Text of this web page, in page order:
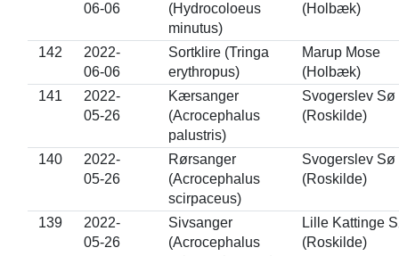
06-06
(Hydrocoloeus
minutus)
(Holbæk)
142
2022-
06-06
Sortklire (Tringa
erythropus)
Marup Mose
(Holbæk)
141
2022-
05-26
Kærsanger
(Acrocephalus
palustris)
Svogerslev Sø
(Roskilde)
140
2022-
05-26
Rørsanger
(Acrocephalus
scirpaceus)
Svogerslev Sø
(Roskilde)
139
2022-
05-26
Sivsanger
(Acrocephalus
Lille Kattinge
(Roskilde)